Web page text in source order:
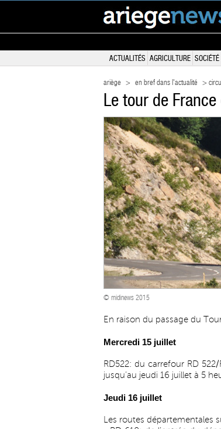
ACTUALITÉS AGRICULTURE SOCIÉTÉ
ariège > en bref dans l'actualité >
Le tour de
© midinews 2015
En raison du passage du
Mercredi 15 juillet
RD522: du carrefour RD
jusqu’au jeudi 16 juillet à 5
Jeudi 16 juillet
Les routes départementales